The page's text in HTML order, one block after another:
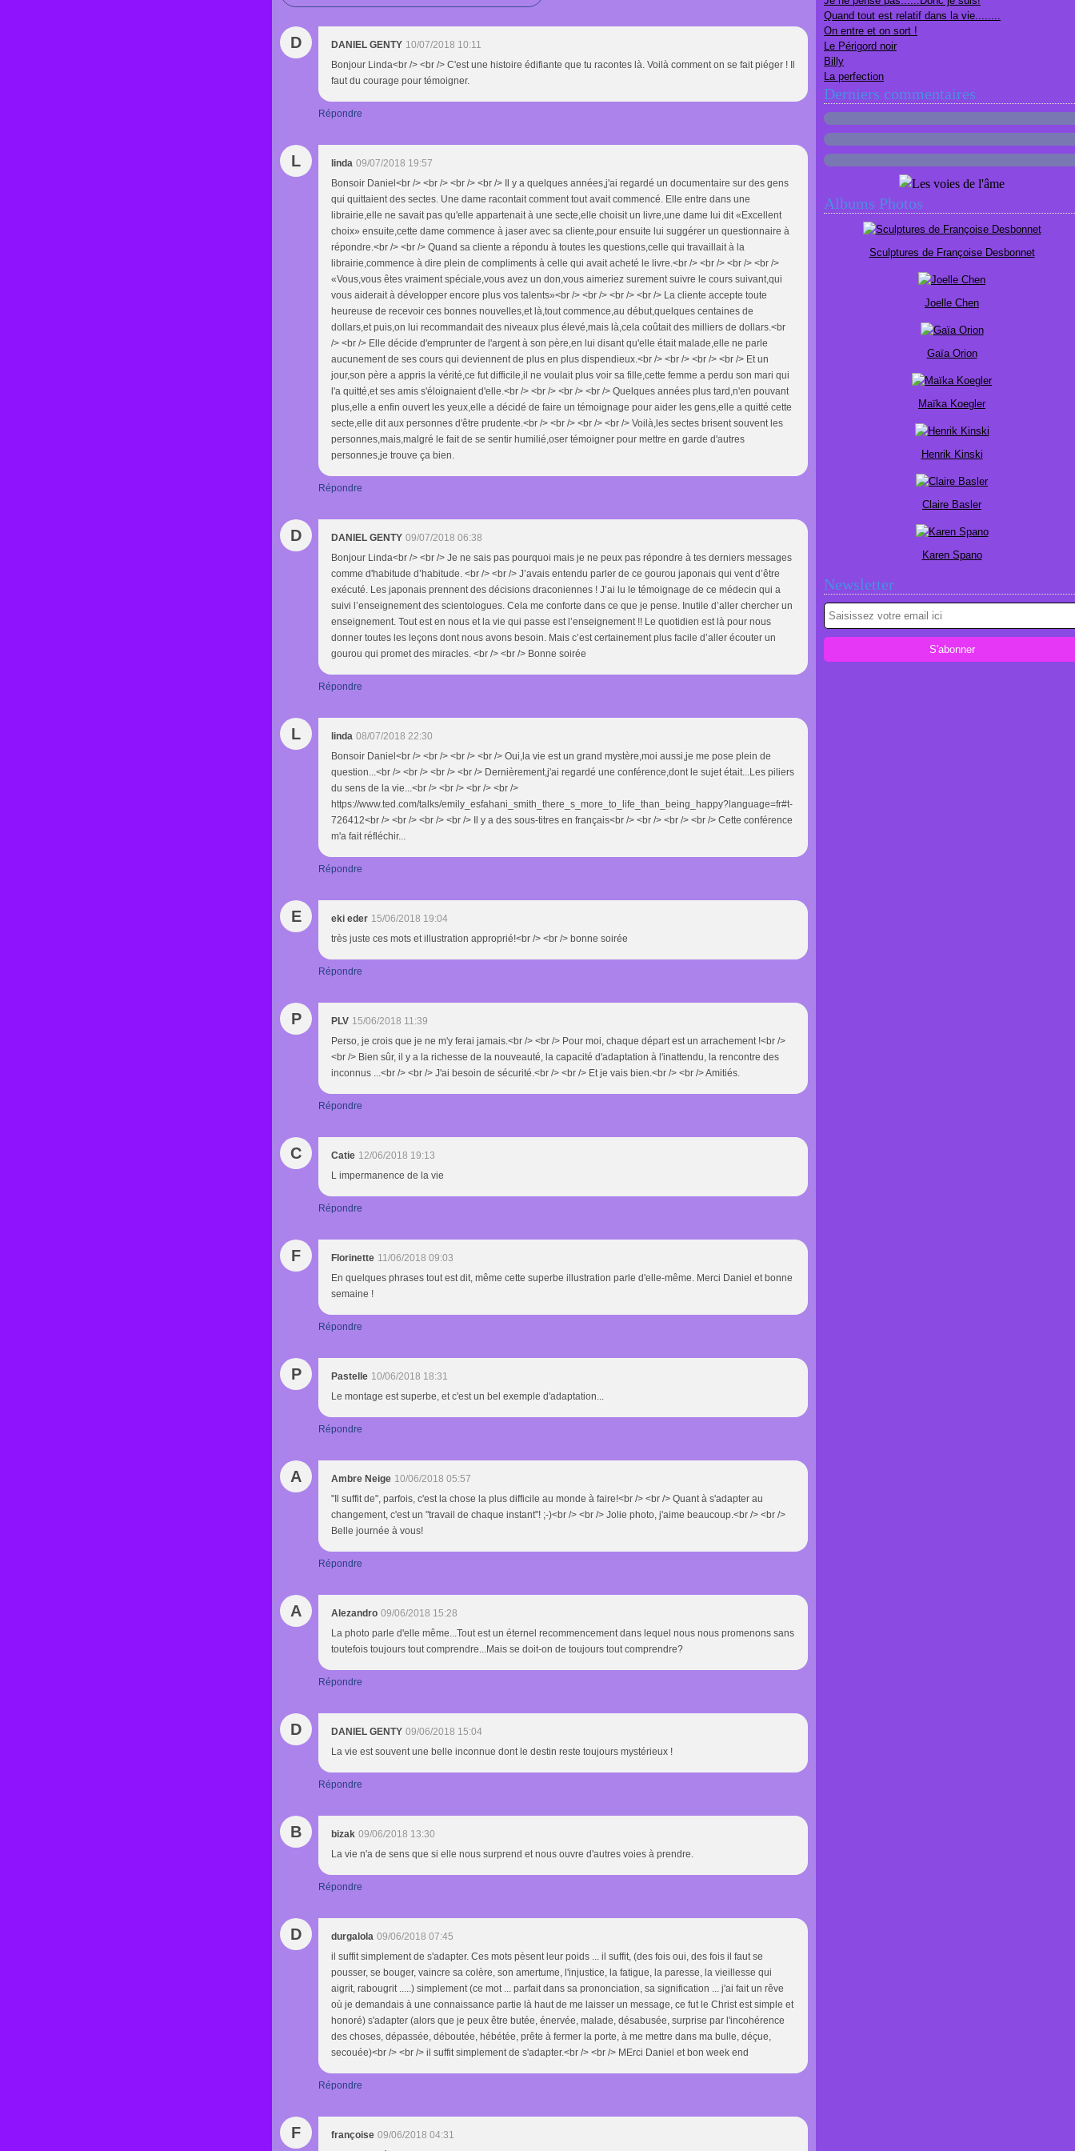
D DANIEL GENTY 10/07/2018 10:11
Bonjour Linda<br /> <br /> C'est une histoire édifiante que tu racontes là. Voilà comment on se fait piéger ! Il
faut du courage pour témoigner.
Répondre
L linda 09/07/2018 19:57
Bonsoir Daniel<br /> <br /> <br /> <br /> Il y a quelques années,j'ai regardé un documentaire sur des gens
qui quittaient des sectes. Une dame racontait comment tout avait commencé. Elle entre dans une
librairie,elle ne savait pas qu'elle appartenait à une secte,elle choisit un livre,une dame lui dit «Excellent
choix» ensuite,cette dame commence à jaser avec sa cliente,pour ensuite lui suggérer un questionnaire à
répondre.<br /> <br /> Quand sa cliente a répondu à toutes les questions,celle qui travaillait à la
librairie,commence à dire plein de compliments à celle qui avait acheté le livre.<br /> <br /> <br /> <br />
«Vous,vous êtes vraiment spéciale,vous avez un don,vous aimeriez surement suivre le cours suivant,qui
vous aiderait à développer encore plus vos talents»<br /> <br /> <br /> <br /> La cliente accepte toute
heureuse de recevoir ces bonnes nouvelles,et là,tout commence,au début,quelques centaines de
dollars,et puis,on lui recommandait des niveaux plus élevé,mais là,cela coûtait des milliers de dollars.<br
/> <br /> Elle décide d'emprunter de l'argent à son père,en lui disant qu'elle était malade,elle ne parle
aucunement de ses cours qui deviennent de plus en plus dispendieux.<br /> <br /> <br /> <br /> Et un
jour,son père a appris la vérité,ce fut difficile,il ne voulait plus voir sa fille,cette femme a perdu son mari qui
l'a quitté,et ses amis s'éloignaient d'elle.<br /> <br /> <br /> <br /> Quelques années plus tard,n'en pouvant
plus,elle a enfin ouvert les yeux,elle a décidé de faire un témoignage pour aider les gens,elle a quitté cette
secte,elle dit aux personnes d'être prudente.<br /> <br /> <br /> <br /> Voilà,les sectes brisent souvent les
personnes,mais,malgré le fait de se sentir humilié,oser témoigner pour mettre en garde d'autres
personnes,je trouve ça bien.
Répondre
D DANIEL GENTY 09/07/2018 06:38
Bonjour Linda<br /> <br /> Je ne sais pas pourquoi mais je ne peux pas répondre à tes derniers messages
comme d'habitude d’habitude. <br /> <br /> J’avais entendu parler de ce gourou japonais qui vent d’être
exécuté. Les japonais prennent des décisions draconiennes ! J’ai lu le témoignage de ce médecin qui a
suivi l’enseignement des scientologues. Cela me conforte dans ce que je pense. Inutile d’aller chercher un
enseignement. Tout est en nous et la vie qui passe est l’enseignement !! Le quotidien est là pour nous
donner toutes les leçons dont nous avons besoin. Mais c’est certainement plus facile d’aller écouter un
gourou qui promet des miracles. <br /> <br /> Bonne soirée
Répondre
L linda 08/07/2018 22:30
Bonsoir Daniel<br /> <br /> <br /> <br /> Oui,la vie est un grand mystère,moi aussi,je me pose plein de
question...<br /> <br /> <br /> <br /> Dernièrement,j'ai regardé une conférence,dont le sujet était...Les piliers
du sens de la vie...<br /> <br /> <br /> <br />
https://www.ted.com/talks/emily_esfahani_smith_there_s_more_to_life_than_being_happy?language=fr#t-
726412<br /> <br /> <br /> <br /> Il y a des sous-titres en français<br /> <br /> <br /> <br /> Cette conférence
m'a fait réfléchir...
Répondre
E eki eder 15/06/2018 19:04
très juste ces mots et illustration approprié!<br /> <br /> bonne soirée
Répondre
P PLV 15/06/2018 11:39
Perso, je crois que je ne m'y ferai jamais.<br /> <br /> Pour moi, chaque départ est un arrachement !<br />
<br /> Bien sûr, il y a la richesse de la nouveauté, la capacité d'adaptation à l'inattendu, la rencontre des
inconnus ...<br /> <br /> J'ai besoin de sécurité.<br /> <br /> Et je vais bien.<br /> <br /> Amitiés.
Répondre
C Catie 12/06/2018 19:13
L impermanence de la vie
Répondre
F Florinette 11/06/2018 09:03
En quelques phrases tout est dit, même cette superbe illustration parle d'elle-même. Merci Daniel et bonne
semaine !
Répondre
P Pastelle 10/06/2018 18:31
Le montage est superbe, et c'est un bel exemple d'adaptation...
Répondre
A Ambre Neige 10/06/2018 05:57
"Il suffit de", parfois, c'est la chose la plus difficile au monde à faire!<br /> <br /> Quant à s'adapter au
changement, c'est un "travail de chaque instant"! ;-)<br /> <br /> Jolie photo, j'aime beaucoup.<br /> <br />
Belle journée à vous!
Répondre
A Alezandro 09/06/2018 15:28
La photo parle d'elle même...Tout est un éternel recommencement dans lequel nous nous promenons sans
toutefois toujours tout comprendre...Mais se doit-on de toujours tout comprendre?
Répondre
D DANIEL GENTY 09/06/2018 15:04
La vie est souvent une belle inconnue dont le destin reste toujours mystérieux !
Répondre
B bizak 09/06/2018 13:30
La vie n'a de sens que si elle nous surprend et nous ouvre d'autres voies à prendre.
Répondre
D durgalola 09/06/2018 07:45
il suffit simplement de s'adapter. Ces mots pèsent leur poids ... il suffit, (des fois oui, des fois il faut se
pousser, se bouger, vaincre sa colère, son amertume, l'injustice, la fatigue, la paresse, la vieillesse qui
aigrit, rabougrit .....) simplement (ce mot ... parfait dans sa prononciation, sa signification ... j'ai fait un rêve
où je demandais à une connaissance partie là haut de me laisser un message, ce fut le Christ est simple et
honoré) s'adapter (alors que je peux être butée, énervée, malade, désabusée, surprise par l'incohérence
des choses, dépassée, déboutée, hébétée, prête à fermer la porte, à me mettre dans ma bulle, déçue,
secouée)<br /> <br /> il suffit simplement de s'adapter.<br /> <br /> MErci Daniel et bon week end
Répondre
F françoise 09/06/2018 04:31
Quand tout est relatif dans la vie........
On entre et on sort !
Le Périgord noir
Billy
La perfection
Derniers commentaires
Albums Photos
Sculptures de Françoise Desbonnet
Joelle Chen
Gaïa Orion
Maïka Koegler
Henrik Kinski
Claire Basler
Karen Spano
Newsletter